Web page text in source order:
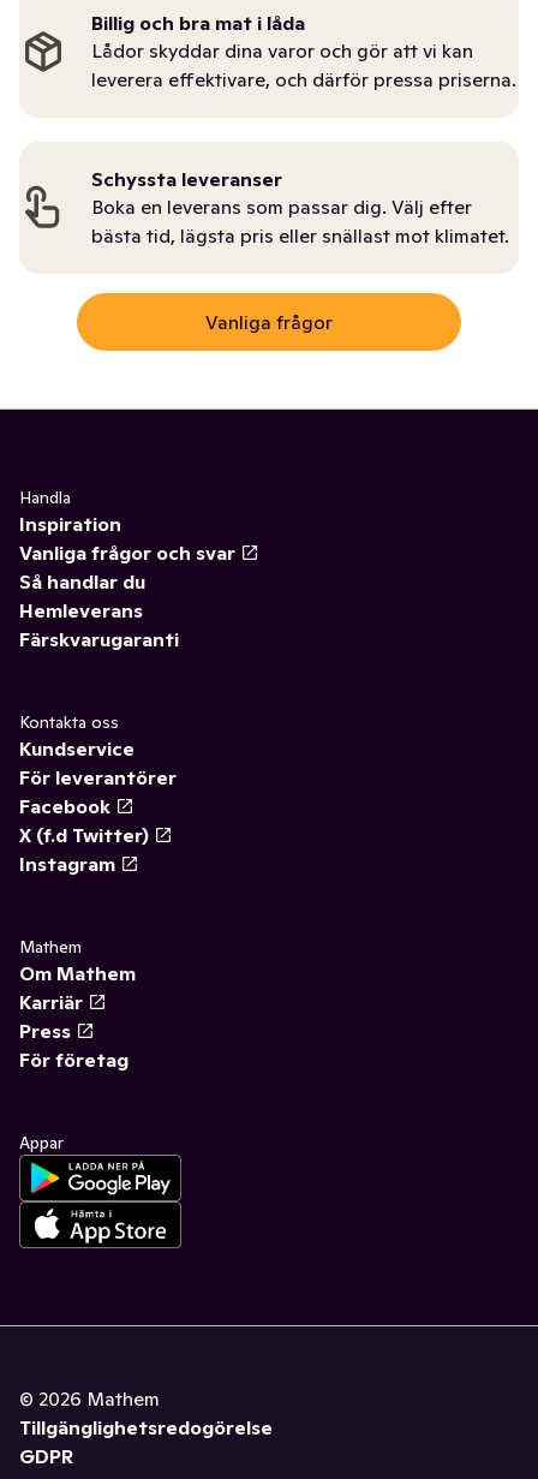
Billig och bra mat i låda
Lådor skyddar dina varor och gör att vi kan
leverera effektivare, och därför pressa priserna.
Schyssta leveranser
Boka en leverans som passar dig. Välj efter
bästa tid, lägsta pris eller snällast mot klimatet.
Vanliga frågor
Handla
Inspiration
Vanliga frågor och svar
Så handlar du
Hemleverans
Färskvarugaranti
Kontakta oss
Kundservice
För leverantörer
Facebook
X (f.d Twitter)
Instagram
Mathem
Om Mathem
Karriär
Press
För företag
Appar
© 2026 Mathem
Tillgänglighetsredogörelse
GDPR